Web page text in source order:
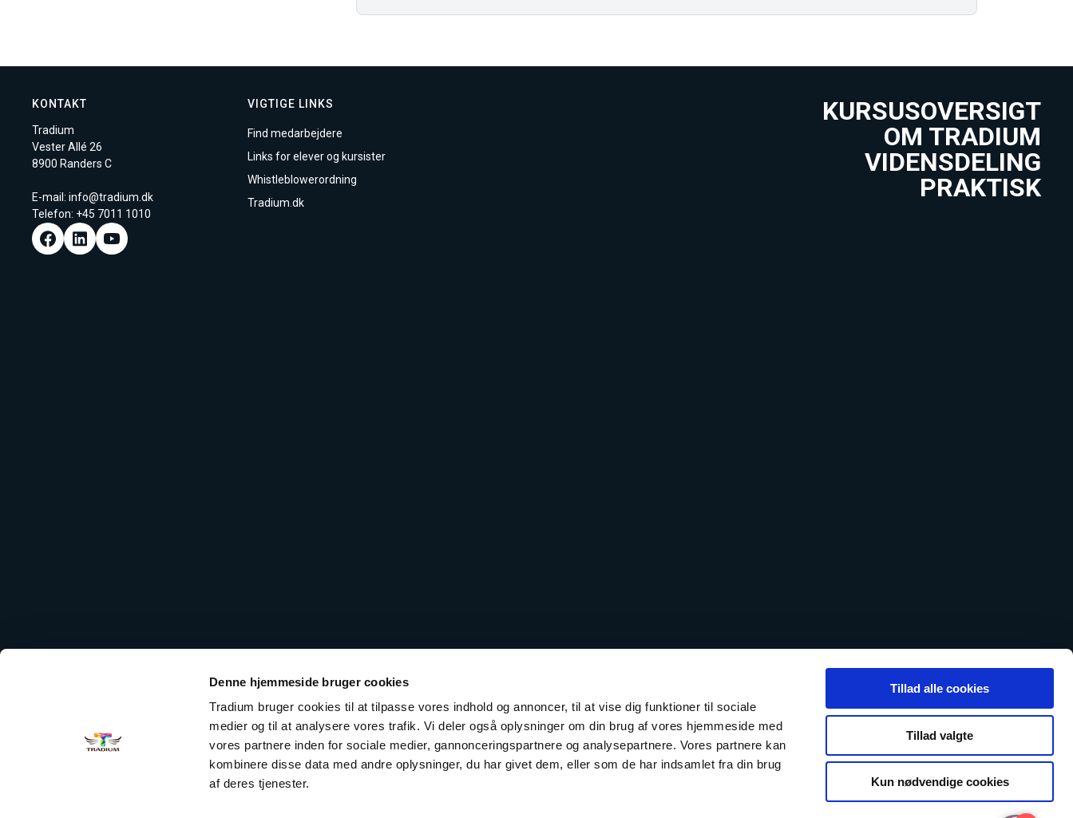
Denne hjemmeside bruger cookies
Tradium bruger cookies til at tilpasse vores indhold og annoncer, til at vise dig funktioner til sociale
medier og til at analysere vores trafik. Vi deler også oplysninger om din brug af vores hjemmeside med
vores partnere inden for sociale medier, gannonceringspartnere og analysepartnere. Vores partnere kan
kombinere disse data med andre oplysninger, du har givet dem, eller som de har indsamlet fra din brug
af deres tjenester.
Tillad alle cookies
Tillad valgte
Kun nødvendige cookies
KONTAKT
Tradium
Vester Allé 26
8900 Randers C
E-mail: info@tradium.dk
Telefon: +45 7011 1010
VIGTIGE LINKS
Find medarbejdere
Links for elever og kursister
Whistleblowerordning
Tradium.dk
KURSUSOVERSIGT
OM TRADIUM
VIDENSDELING
PRAKTISK